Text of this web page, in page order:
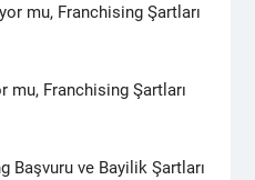
mu, Franchising Şartları
Franchising Şartları
Başvuru ve Bayilik Şartları